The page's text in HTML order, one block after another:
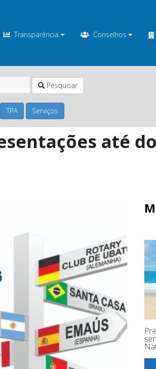
Transparência Conselhos
Pesquisar
TPA Serviços
até